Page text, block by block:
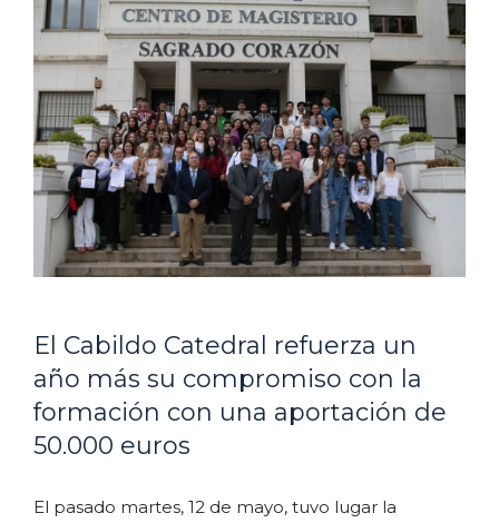
El Cabildo Catedral refuerza un
año más su compromiso con la
formación con una aportación de
50.000 euros
El pasado martes, 12 de mayo, tuvo lugar la